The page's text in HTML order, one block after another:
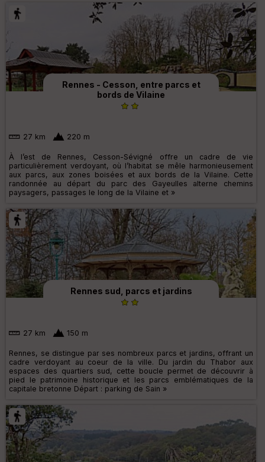
Rennes - Cesson, entre parcs et
bords de Vilaine
27 km 220 m
À l’est de Rennes, Cesson-Sévigné offre un cadre de vie
particulièrement verdoyant, où l’habitat se mêle harmonieusement
aux parcs, aux zones boisées et aux bords de la Vilaine. Cette
randonnée au départ du parc des Gayeulles alterne chemins
paysagers, passages le long de la Vilaine et »
Rennes sud, parcs et jardins
27 km 150 m
Rennes, se distingue par ses nombreux parcs et jardins, offrant un
cadre verdoyant au coeur de la ville. Du jardin du Thabor aux
espaces des quartiers sud, cette boucle permet de découvrir à
pied le patrimoine historique et les parcs emblématiques de la
capitale bretonne Départ : parking de Sain »